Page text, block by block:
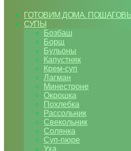
ГОТОВИМ ДОМА.
СУПЫ
Бозбаш
Борщ
Бульоны
Капустняк
Крем-суп
Лагман
Минестроне
Окрошка
Похлебка
Рассольник
Свекольник
Солянка
Суп-пюре
Уха